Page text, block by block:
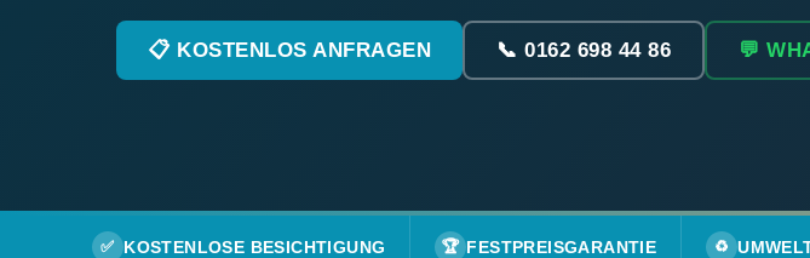
📋 KOSTENLOS ANFRAGEN 📞 0162 698 44 86 💬
✅ KOSTENLOSE BESICHTIGUNG 🏆 FESTPREISGARANTIE ♻️